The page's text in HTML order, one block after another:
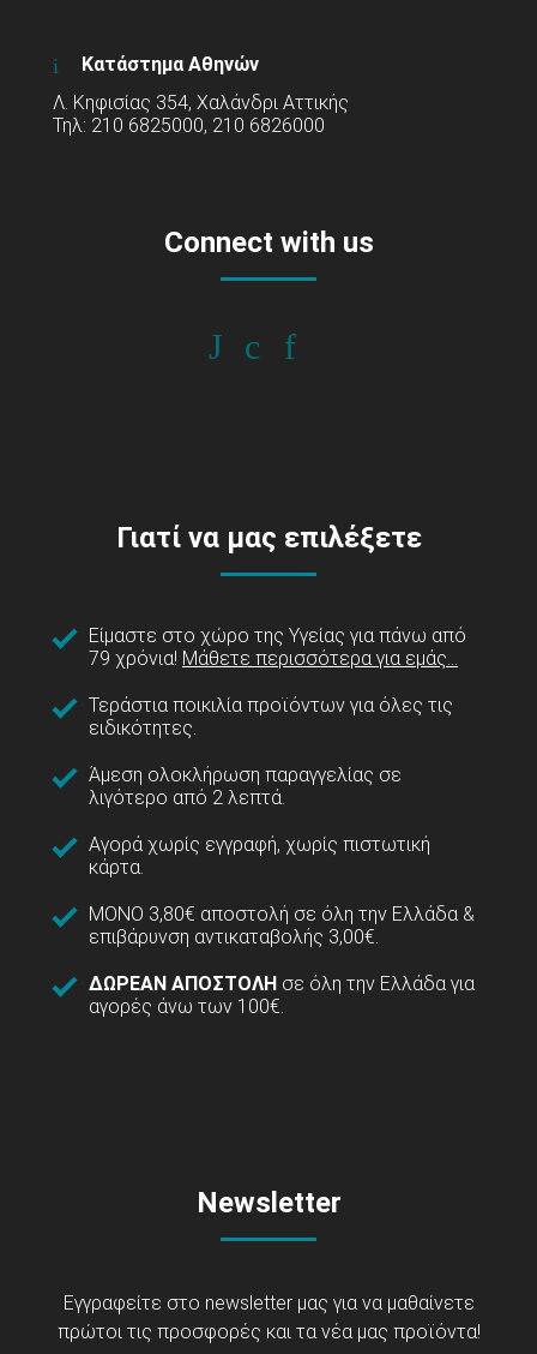
Κατάστημα Αθηνών
Λ. Κηφισίας 354, Χαλάνδρι Αττικής
Τηλ: 210 6825000, 210 6826000
Connect with us
Γιατί να μας επιλέξετε
Είμαστε στο χώρο της Υγείας για πάνω από
79 χρόνια! Μάθετε περισσότερα για εμάς...
Τεράστια ποικιλία προϊόντων για όλες τις
ειδικότητες.
Άμεση ολοκλήρωση παραγγελίας σε
λιγότερο από 2 λεπτά.
Αγορά χωρίς εγγραφή, χωρίς πιστωτική
κάρτα.
ΜΟΝΟ 3,80€ αποστολή σε όλη την Ελλάδα &
επιβάρυνση αντικαταβολής 3,00€.
ΔΩΡΕΑΝ ΑΠΟΣΤΟΛΗ σε όλη την Ελλάδα για
αγορές άνω των 100€.
Newsletter
Εγγραφείτε στο newsletter μας για να μαθαίνετε
πρώτοι τις προσφορές και τα νέα μας προϊόντα!